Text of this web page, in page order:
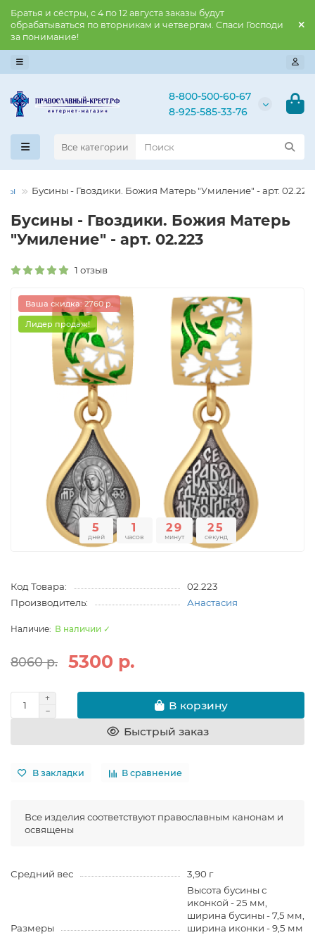
Братья и сёстры, с 4 по 12 августа заказы будут
обрабатываться по вторникам и четвергам. Спаси Господи
за понимание!
8-800-500-60-67
8-925-585-33-76
Все категории
Бусины - Гвоздики. Божия Матерь "Умиление" - арт. 02.223
Бусины - Гвоздики. Божия Матерь
"Умиление" - арт. 02.223
1 отзыв
Ваша скидка: 2760 р.
Лидер продаж!
5
дней
1
часов
29
минут
25
секунд
Код Товара:
02.223
Производитель:
Анастасия
В наличии ✓
8060 р. 5300 р.
В корзину
Быстрый заказ
В закладки В сравнение
Все изделия соответствуют православным канонам и
освящены
Средний вес 3,90 г
Размеры
Высота бусины с
иконкой - 25 мм,
ширина бусины - 7,5 мм,
ширина иконки - 9,5 мм